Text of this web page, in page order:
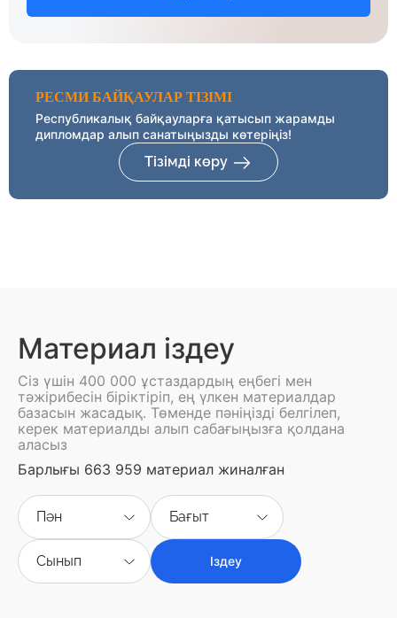
РЕСМИ БАЙҚАУЛАР ТІЗІМІ
Республикалық байқауларға қатысып жарамды
дипломдар алып санатыңызды көтеріңіз!
Тізімді көру
Материал іздеу
Сіз үшін 400 000 ұстаздардың еңбегі мен
тәжірибесін біріктіріп, ең үлкен материалдар
базасын жасадық. Төменде пәніңізді белгілеп,
керек материалды алып сабағыңызға қолдана
аласыз
Барлығы 663 959 материал жиналған
Пән Бағыт
Сынып Іздеу